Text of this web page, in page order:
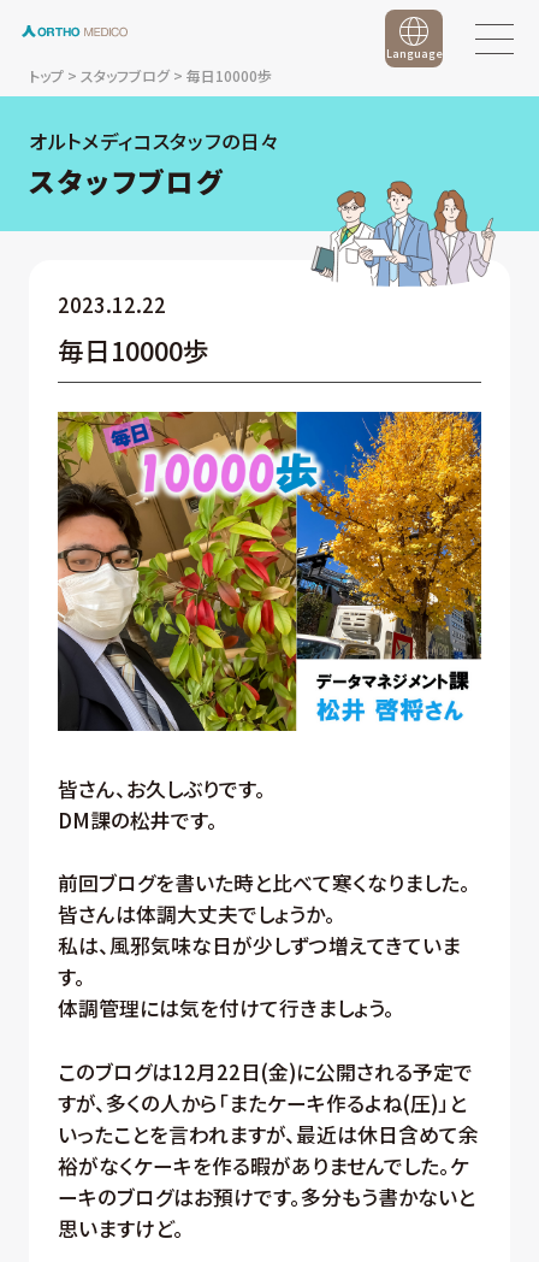
トップ> スタッフブログ> 毎日10000歩
Language
オルトメディコスタッフの日々
スタッフブログ
2023.12.22
毎日10000歩
皆さん、お久しぶりです。
DM課の松井です。
前回ブログを書いた時と比べて寒くなりました。
皆さんは体調大丈夫でしょうか。
私は、風邪気味な日が少しずつ増えてきていま
す。
体調管理には気を付けて行きましょう。
このブログは12月22日(金)に公開される予定で
すが、多くの人から「またケーキ作るよね(圧)」と
いったことを言われますが、最近は休日含めて余
裕がなくケーキを作る暇がありませんでした。ケ
ーキのブログはお預けです。多分もう書かないと
思いますけど。